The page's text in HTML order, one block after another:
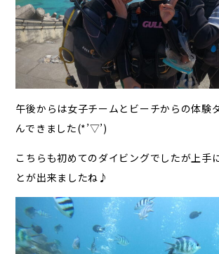
午後からは女子チームとビーチからの体験
んできました(*’▽’)
こちらも初めてのダイビングでしたが上手
とが出来ましたね♪